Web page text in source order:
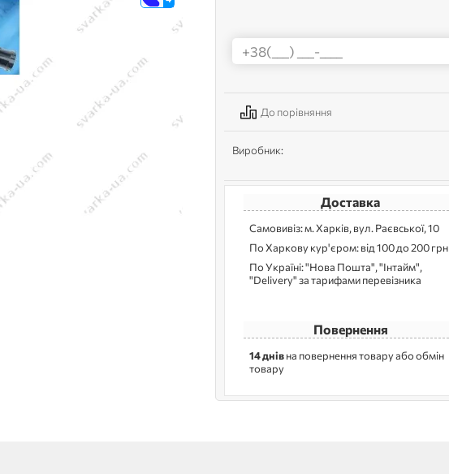
До порівняння
Виробник:
Доставка
Самовивіз: м. Харків, вул. Раєвської, 10
По Харкову кур'єром: від 100 до 200 грн
По Україні: "Нова Пошта", "Інтайм",
"Delivery" за тарифами перевізника
Повернення
14 днівна повернення товару або обмін
товару